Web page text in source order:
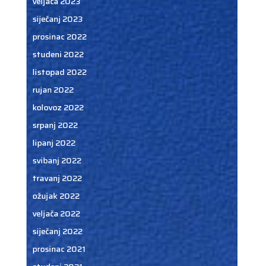
siječanj 2023
prosinac 2022
studeni 2022
listopad 2022
rujan 2022
kolovoz 2022
srpanj 2022
lipanj 2022
svibanj 2022
travanj 2022
ožujak 2022
veljača 2022
siječanj 2022
prosinac 2021